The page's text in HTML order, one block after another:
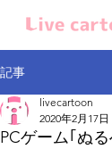
記事
PCゲーム｢ぬ
livecartoon
2020年2月17日